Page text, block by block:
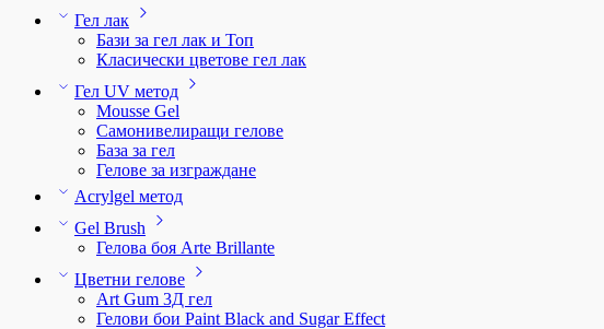
Гел лак
Бази за гел лак и Топ
Класически цветове гел лак
Гел UV метод
Mousse Gel
Самонивелиращи гелове
База за гел
Гелове за изграждане
Acrylgel метод
Gel Brush
Гелова боя Arte Brillante
Цветни гелове
Art Gum 3Д гел
Гелови бои Paint Black and Sugar Effect